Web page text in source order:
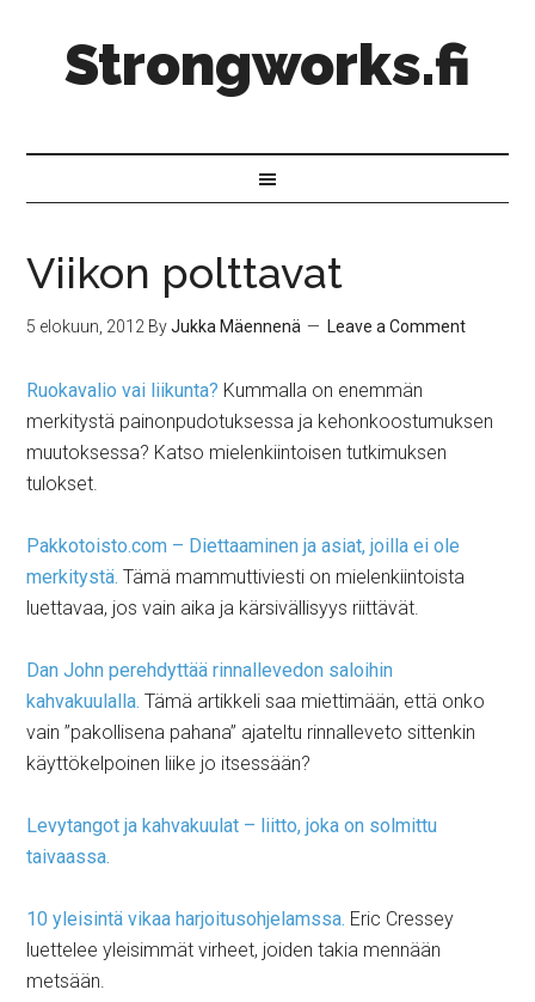
Strongworks.fi
Viikon polttavat
5 elokuun, 2012 ByJukka Mäennenä Leave a Comment
Ruokavalio vai liikunta? Kummalla on enemmän
merkitystä painonpudotuksessa ja kehonkoostumuksen
muutoksessa? Katso mielenkiintoisen tutkimuksen
tulokset.
Pakkotoisto.com – Diettaaminen ja asiat, joilla ei ole
merkitystä. Tämä mammuttiviesti on mielenkiintoista
luettavaa, jos vain aika ja kärsivällisyys riittävät.
Dan John perehdyttää rinnallevedon saloihin
kahvakuulalla. Tämä artikkeli saa miettimään, että onko
vain ”pakollisena pahana” ajateltu rinnalleveto sittenkin
käyttökelpoinen liike jo itsessään?
Levytangot ja kahvakuulat – liitto, joka on solmittu
taivaassa.
10 yleisintä vikaa harjoitusohjelamssa. Eric Cressey
luettelee yleisimmät virheet, joiden takia mennään
metsään.